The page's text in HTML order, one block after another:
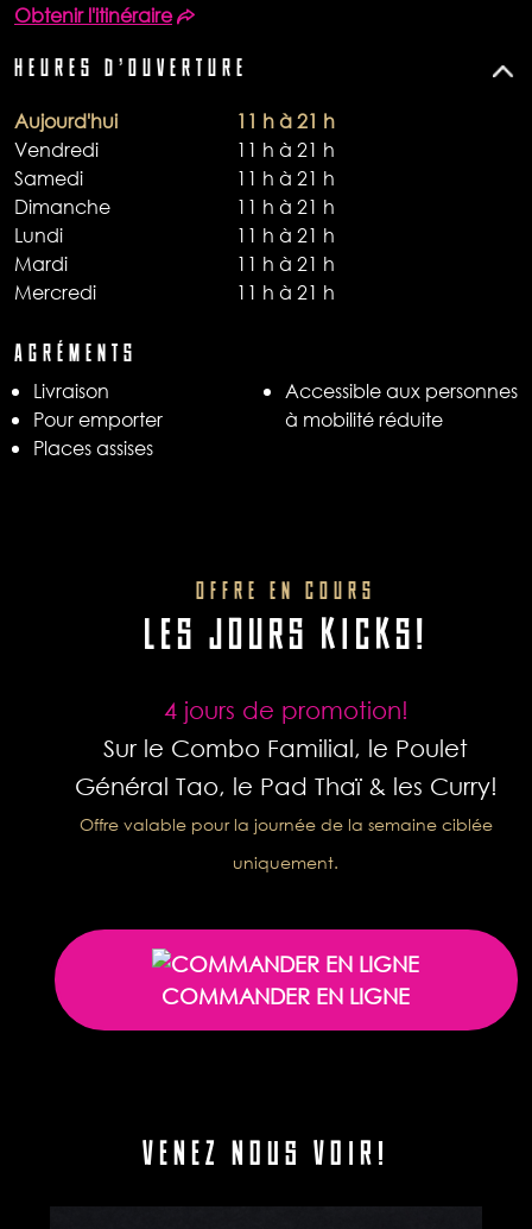
Obtenir l'itinéraire
HEURES D'OUVERTURE
Aujourd'hui
11 h à 21 h
Vendredi
11 h à 21 h
Samedi
11 h à 21 h
Dimanche
11 h à 21 h
Lundi
11 h à 21 h
Mardi
11 h à 21 h
Mercredi
11 h à 21 h
AGRÉMENTS
Livraison​
Pour emporter​
Places assises
Accessible aux personnes
à mobilité réduite
OFFRE EN COURS
LES JOURS KICKS!
4 jours de promotion!
Sur le Combo Familial, le Poulet
Général Tao, le Pad Thaï & les Curry!
Offre valable pour la journée de la semaine ciblée
uniquement.
COMMANDER EN LIGNE
VENEZ NOUS VOIR!